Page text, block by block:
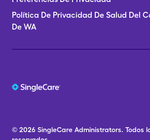
Política De Privacidad De Salud Del
De WA
© 2026 SingleCare Administrators. Todos